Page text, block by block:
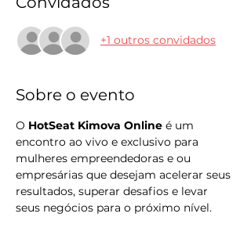
+1 outros convidados
Sobre o evento
O HotSeat Kimova Online é um
encontro ao vivo e exclusivo para
mulheres empreendedoras e ou
empresárias que desejam acelerar seus
resultados, superar desafios e levar
seus negócios para o próximo nível.